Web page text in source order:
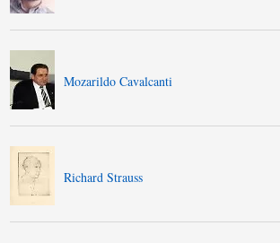
Mozarildo Cavalcanti
Richard Strauss